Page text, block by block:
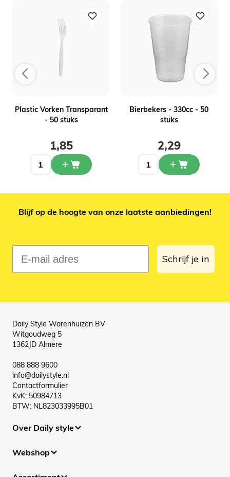
Plastic Vorken Transparant
- 50 stuks
1,85
Bierbekers - 330cc - 50
stuks
2,29
Blijf op de hoogte van onze laatste aanbiedingen!
E-mail adres
Schrijf je in
Daily Style Warenhuizen BV
Witgoudweg 5
1362JD Almere
088 888 9600
info@dailystyle.nl
Contactformulier
KvK: 50984713
BTW: NL823033995B01
Over Daily style
Webshop